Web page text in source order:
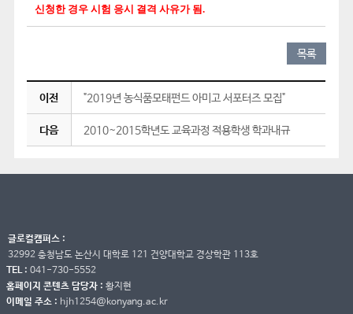
신청한 경우 시험 응시 결격 사유가 됨.
목록
이전 "2019년 농식품모태펀드 아미고 서포터즈 모집"
다음 2010~2015학년도 교육과정 적용학생 학과내규
글로컬캠퍼스 :
32992 충청남도 논산시 대학로 121 건양대학교 경상학관 113호
TEL : 041-730-5552
홈페이지 콘텐츠 담당자 : 황지현
이메일 주소 : hjh1254@konyang.ac.kr